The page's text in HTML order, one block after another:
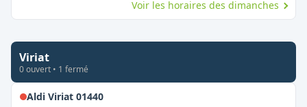
Voir les horaires des dimanches
Viriat
0ouvert • 1 fermé
Aldi Viriat 01440,